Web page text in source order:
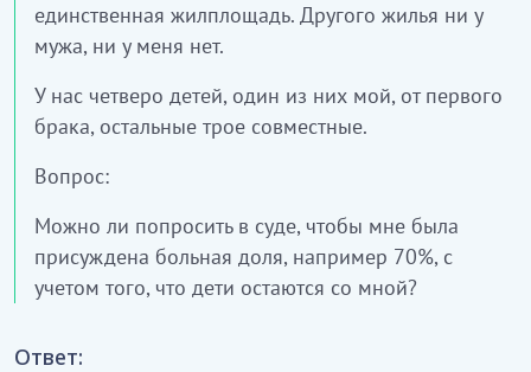
единственная жилплощадь. Другого жилья ни у
мужа, ни у меня нет.
У нас четверо детей, один из них мой, от первого
брака, остальные трое совместные.
Вопрос:
Можно ли попросить в суде, чтобы мне была
присуждена больная доля, например 70%, с
учетом того, что дети остаются со мной?
Ответ: